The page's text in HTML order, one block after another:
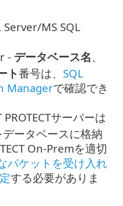
Server/MS SQL
- データベース名、
ト番号は、 SQL
Managerで確認でき
サーバーは
ータベースに格納
On-Premを適切
パケットを受け入れ
する必要がありま